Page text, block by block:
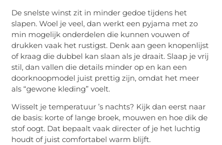
De snelste winst zit in minder gedoe tijdens het
slapen. Woel je veel, dan werkt een pyjama met zo
min mogelijk onderdelen die kunnen vouwen of
drukken vaak het rustigst. Denk aan geen knopenlijst
of kraag die dubbel kan slaan als je draait. Slaap je vrij
stil, dan vallen die details minder op en kan een
doorknoopmodel juist prettig zijn, omdat het meer
als “gewone kleding” voelt.
Wisselt je temperatuur ’s nachts? Kijk dan eerst naar
de basis: korte of lange broek, mouwen en hoe dik de
stof oogt. Dat bepaalt vaak directer of je het luchtig
houdt of juist comfortabel warm blijft.